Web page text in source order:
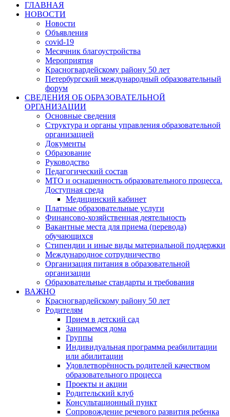
ГЛАВНАЯ
НОВОСТИ
Новости
Объявления
covid-19
Месячник благоустройства
Мероприятия
Красногвардейскому району 50 лет
Петербургский международный образовательный
форум
СВЕДЕНИЯ ОБ ОБРАЗОВАТЕЛЬНОЙ
ОРГАНИЗАЦИИ
Основные сведения
Структура и органы управления образовательной
организацией
Документы
Образование
Руководство
Педагогический состав
МТО и оснащенность образовательного процесса.
Доступная среда
Медицинский кабинет
Платные образовательные услуги
Финансово-хозяйственная деятельность
Вакантные места для приема (перевода)
обучающихся
Стипендии и иные виды материальной поддержки
Международное сотрудничество
Организация питания в образовательной
организации
Образовательные стандарты и требования
ВАЖНО
Красногвардейскому району 50 лет
Родителям
Прием в детский сад
Занимаемся дома
Группы
Индивидуальная программа реабилитации
или абилитации
Удовлетворённость родителей качеством
образовательного процесса
Проекты и акции
Родительский клуб
Консультационный пункт
Сопровождение речевого развития ребенка